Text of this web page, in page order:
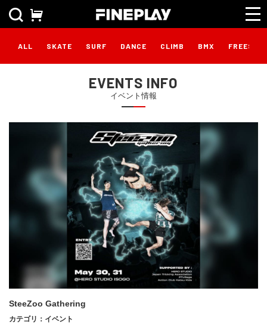
ALL SKATE SURF DANCE CLIMB BMX
EVENTS INFO
イベント情報
SteeZoo Gathering
カテゴリ：イベント